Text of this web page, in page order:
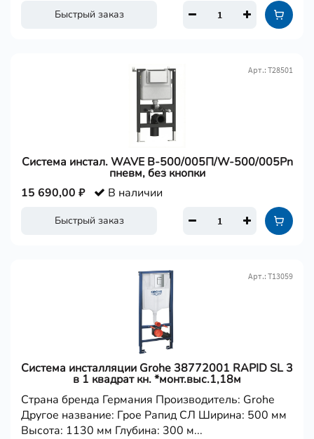
Быстрый заказ
Система инстал. WAVE В-500/005П/W-500/005Pn
пневм, без кнопки
Арт.: Т28501
Быстрый заказ
15 690,00 ₽ В наличии
Система инсталляции Grohe 38772001 RAPID SL 3
в 1 квадрат кн. *монт.выс.1,18м
Арт.: Т13059
Страна бренда Германия Производитель: Grohe
Другое название: Грое Рапид СЛ Ширина: 500 мм
Высота: 1130 мм Глубина: 300 м...